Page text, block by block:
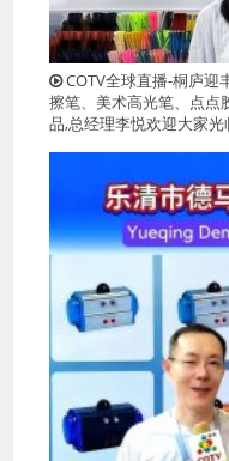
COTV全球直播-桐庐迎
擦笔、美术高光笔、点点
品,总经理李悦欢迎大家光